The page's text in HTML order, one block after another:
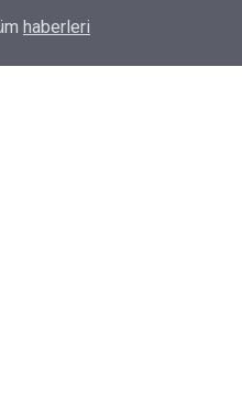
Mahallesi'nde altyapı
haberleri